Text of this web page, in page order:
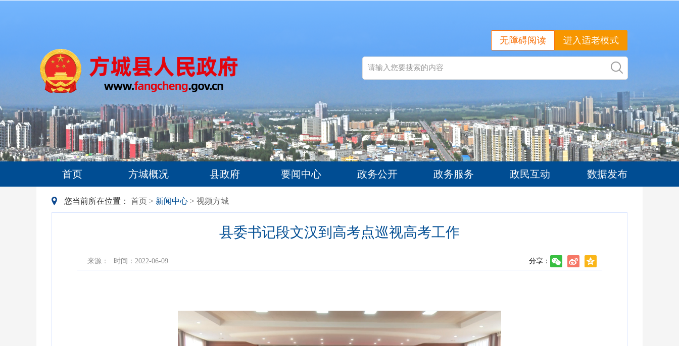
进入适老模式
无障碍阅读
首页 方城概况 县政府 要闻中心 政务公开 政务服务 政民互动 数据发布
您当前所在位置： 首页 > 新闻中心 > 视频方城
县委书记段文汉到高考点巡视高考工作
来源： 时间：2022-06-09 分享：